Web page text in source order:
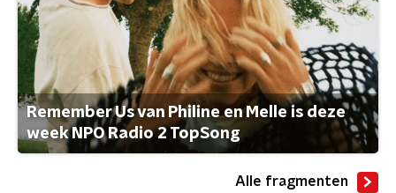
Remember Us van Philine en Melle is deze
week NPO Radio 2 TopSong
Alle fragmenten